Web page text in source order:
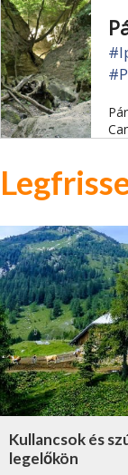
Kullancsok és
legelőkön